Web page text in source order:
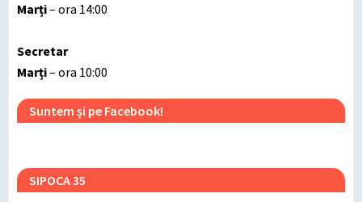
Marți– ora 14:00
Secretar
Marți– ora 10:00
Suntem și pe Facebook!
SIPOCA 35